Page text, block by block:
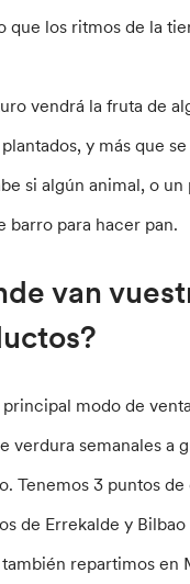
que los ritmos de la
vendrá la fruta de
y más que
si algún animal, o un
barro para hacer pan.
van
modo de
verdura semanales a
Tenemos 3 puntos
de Errekalde y Bilbao
repartimos en